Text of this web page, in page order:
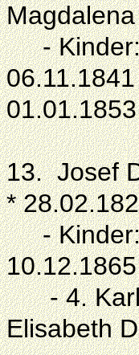
- Kinder: -
13. Josef
*
- Kinder: -
- 4. Karl
Elisabeth